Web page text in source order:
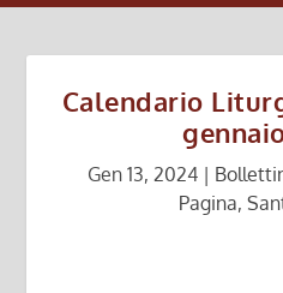
Calendario
Gen 13, 2024 |
Pagina,